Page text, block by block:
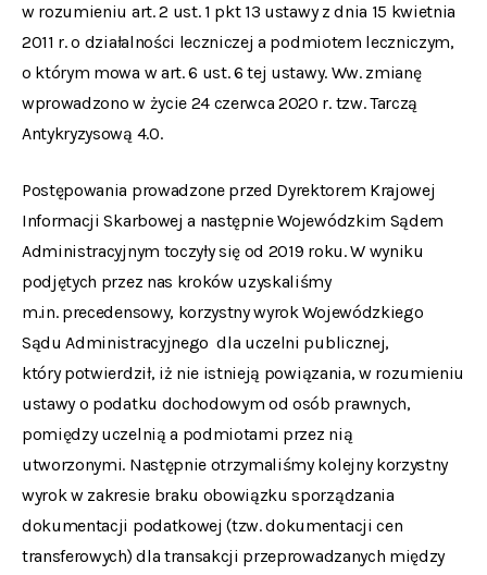
w rozumieniu art. 2 ust. 1 pkt 13 ustawy z dnia 15 kwietnia
2011 r. o działalności leczniczej a podmiotem leczniczym,
o którym mowa w art. 6 ust. 6 tej ustawy. Ww. zmianę
wprowadzono w życie 24 czerwca 2020 r. tzw. Tarczą
Antykryzysową 4.0.
Postępowania prowadzone przed Dyrektorem Krajowej
Informacji Skarbowej a następnie Wojewódzkim Sądem
Administracyjnym toczyły się od 2019 roku. W wyniku
podjętych przez nas kroków uzyskaliśmy
m.in. precedensowy, korzystny wyrok Wojewódzkiego
Sądu Administracyjnego dla uczelni publicznej,
który potwierdził, iż nie istnieją powiązania, w rozumieniu
ustawy o podatku dochodowym od osób prawnych,
pomiędzy uczelnią a podmiotami przez nią
utworzonymi. Następnie otrzymaliśmy kolejny korzystny
wyrok w zakresie braku obowiązku sporządzania
dokumentacji podatkowej (tzw. dokumentacji cen
transferowych) dla transakcji przeprowadzanych między